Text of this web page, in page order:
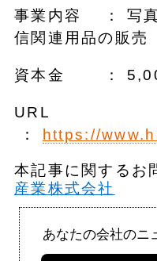
事業内容 ： 写真
信関連用品の販売
資本金 ：
URL
：
https://
本記事に関するお
産業株式会社
あなたの会社のニ